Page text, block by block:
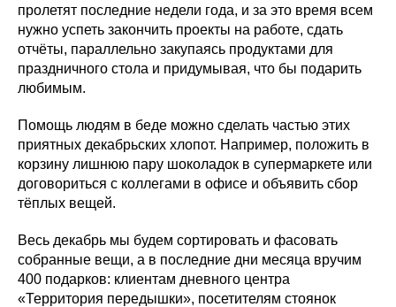
пролетят последние недели года, и за это время всем
нужно успеть закончить проекты на работе, сдать
отчёты, параллельно закупаясь продуктами для
праздничного стола и придумывая, что бы подарить
любимым.
Помощь людям в беде можно сделать частью этих
приятных декабрьских хлопот. Например, положить в
корзину лишнюю пару шоколадок в супермаркете или
договориться с коллегами в офисе и объявить сбор
тёплых вещей.
Весь декабрь мы будем сортировать и фасовать
собранные вещи, а в последние дни месяца вручим
400 подарков: клиентам дневного центра
«Территория передышки», посетителям стоянок